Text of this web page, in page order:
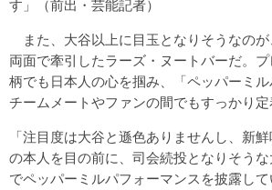
す」（前出・芸能記者）
また、大谷以上に目玉となりそうなのが
両面で牽引したラーズ・ヌートバーだ。
柄でも日本人の心を掴み、「ペッパーミ
チームメートやファンの間でもすっかり定
「注目度は大谷と遜色ありませんし、新
の本人を目の前に、司会続投となりそう
でペッパーミルパフォーマンスを披露し